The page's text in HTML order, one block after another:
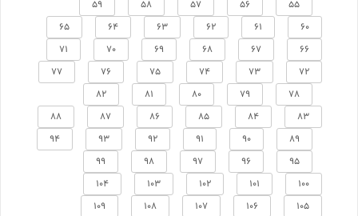
55
56
57
58
59
60
61
62
63
64
65
66
67
68
69
70
71
72
73
74
75
76
77
78
79
80
81
82
83
84
85
86
87
88
89
90
91
92
93
94
95
96
97
98
99
100
101
102
103
104
105
106
107
108
109